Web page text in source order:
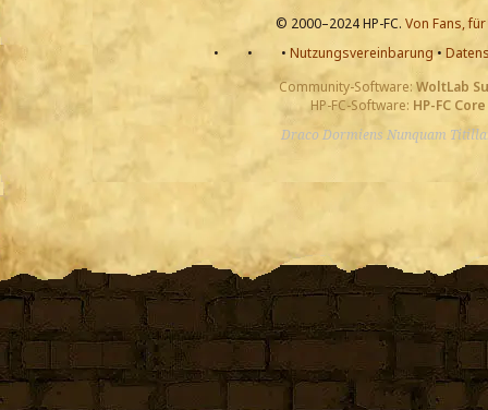
© 2000–2024 HP-FC. Von Fans,
•
• • Nutzungsvereinbarung•
Community-Software: WoltLab
HP-FC-Software: HP-FC Core
Draco Dormiens Nunquam